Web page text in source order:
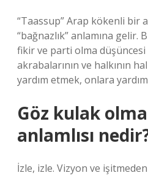
“Taassup” Arap kökenli bir
“bağnazlık” anlamına gelir.
fikir ve parti olma
akrabalarının ve halkının
yardım etmek, onlara
Göz kulak
anlamlısı
İzle, izle. Vizyon ve